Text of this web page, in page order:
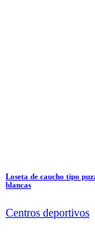
Loseta de caucho tipo
blancas
Centros deportivos